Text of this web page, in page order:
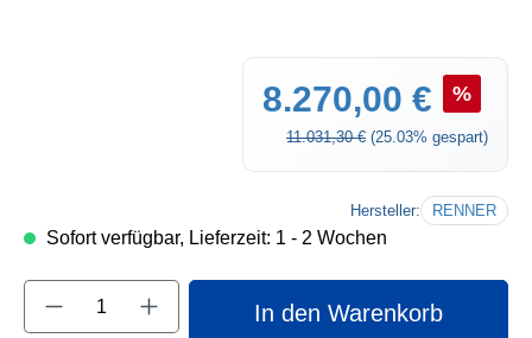
Verkaufspreis:
8.270,00 € %
Regulärer Preis:
11.031,30 € (25.03% gespart)
Hersteller: RENNER
Sofort verfügbar, Lieferzeit: 1 - 2 Wochen
Produkt Anzahl: Gib den gewünschten
In den Warenkorb